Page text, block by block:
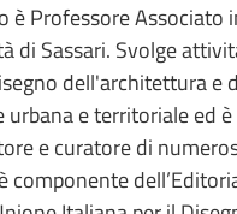
è Professore Associato
di Sassari. Svolge
dell'architettura e
urbana e territoriale ed
e curatore di
componente